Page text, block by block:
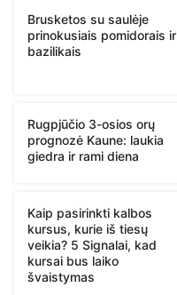
Brusketos su saulėje
prinokusiais pomidorais ir
bazilikais
Rugpjūčio 3-osios orų
prognozė Kaune: laukia
giedra ir rami diena
Kaip pasirinkti kalbos
kursus, kurie iš tiesų
veikia? 5 Signalai, kad
kursai bus laiko
švaistymas